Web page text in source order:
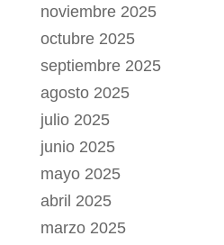
noviembre 2025
octubre 2025
septiembre 2025
agosto 2025
julio 2025
junio 2025
mayo 2025
abril 2025
marzo 2025